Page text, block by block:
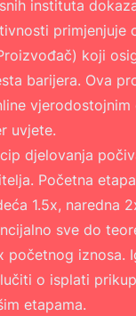
instituta
primjenjuje
koji
barijera. Ova
vjerodostojnim
uvjete.
djelovanja
Početna
1.5x, naredna
sve do
početnog iznosa.
o isplati
etapama.